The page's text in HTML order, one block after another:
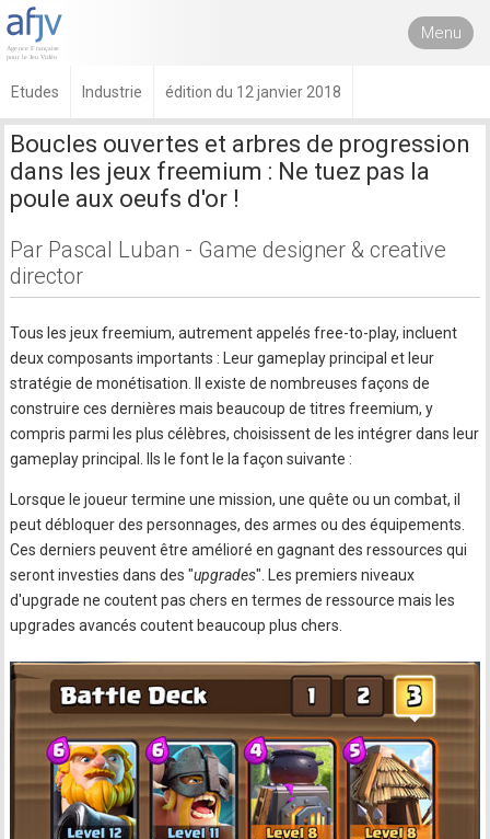
Menu
Etudes Industrie édition du 12 janvier 2018
Boucles ouvertes et arbres de progression
dans les jeux freemium : Ne tuez pas la
poule aux oeufs d'or !
Par Pascal Luban - Game designer & creative
director
Tous les jeux freemium, autrement appelés free-to-play, incluent
deux composants importants : Leur gameplay principal et leur
stratégie de monétisation. Il existe de nombreuses façons de
construire ces dernières mais beaucoup de titres freemium, y
compris parmi les plus célèbres, choisissent de les intégrer dans leur
gameplay principal. Ils le font le la façon suivante :
Lorsque le joueur termine une mission, une quête ou un combat, il
peut débloquer des personnages, des armes ou des équipements.
Ces derniers peuvent être amélioré en gagnant des ressources qui
seront investies dans des "upgrades". Les premiers niveaux
d'upgrade ne coutent pas chers en termes de ressource mais les
upgrades avancés coutent beaucoup plus chers.